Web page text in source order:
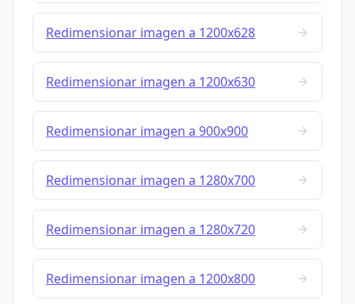
Redimensionar imagen a 1200x628
Redimensionar imagen a 1200x630
Redimensionar imagen a 900x900
Redimensionar imagen a 1280x700
Redimensionar imagen a 1280x720
Redimensionar imagen a 1200x800